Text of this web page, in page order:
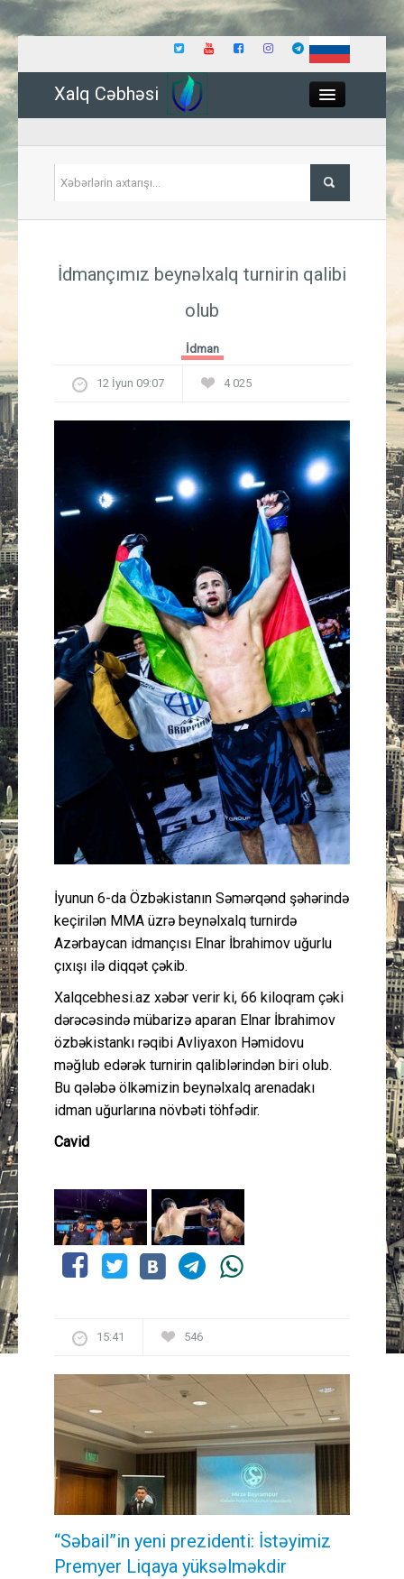
Xalq Cəbhəsi
İqtisadiyyat
Güney Azərbaycan
Mədəniyyət
Müsahibə
İdman
Layihə
Gündəm
Cəmiyyət
Peşə etikası
Əlaqə
İdmançımız beynəlxalq turnirin qalibi
olub
İdman
12 İyun 09:07 4 025
İyunun 6-da Özbəkistanın Səmərqənd şəhərində
keçirilən MMA üzrə beynəlxalq turnirdə
Azərbaycan idmançısı Elnar İbrahimov uğurlu
çıxışı ilə diqqət çəkib.
Xalqcebhesi.az xəbər verir ki, 66 kiloqram çəki
dərəcəsində mübarizə aparan Elnar İbrahimov
özbəkistankı rəqibi Avliyaxon Həmidovu
məğlub edərək turnirin qaliblərindən biri olub.
Bu qələbə ölkəmizin beynəlxalq arenadakı
idman uğurlarına növbəti töhfədir.
Cavid
15:41 546
“Səbail”in yeni prezidenti: İstəyimiz
Premyer Liqaya yüksəlməkdir